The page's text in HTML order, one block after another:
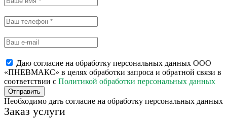
Даю согласие на обработку персональных данных ООО
«ПНЕВМАКС» в целях обработки запроса и обратной связи в
соответствии с Политикой обработки персональных данных
Отправить
Необходимо дать согласие на обработку персональных данных
Заказ услуги